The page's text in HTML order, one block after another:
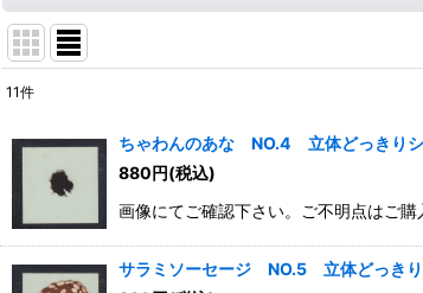
在庫あり
並び順:
11件
ちゃわんのあな NO.4 立体どっきり
880円(税込)
画像にてご確認下さい。ご不明点はご購
サラミソーセージ NO.5 立体どっき